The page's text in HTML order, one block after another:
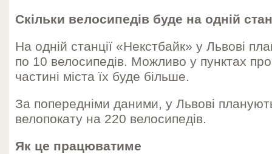
Скільки велосипедів буде на одній
На одній станції «Некстбайк» у Львові
по 10 велосипедів. Можливо у пунктах
частині міста їх буде більше.
За попередніми даними, у Львові
велопокату на 220 велосипедів.
Як це працюватиме